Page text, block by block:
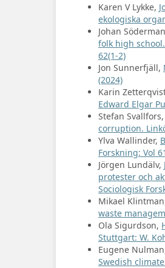
Karen V Lykke,
ekologiska
Johan
folk high
62(1-2)
Jon Sunnerfjäll,
(2024)
Karin
Edward Elgar
Stefan Svallfors,
corruption.
Ylva Wallinder,
Forskning: Vol
Jörgen Lundälv,
protester och
Sociologisk
Mikael
waste
Ola Sigurdson,
Stuttgart: W.
Eugene
Swedish